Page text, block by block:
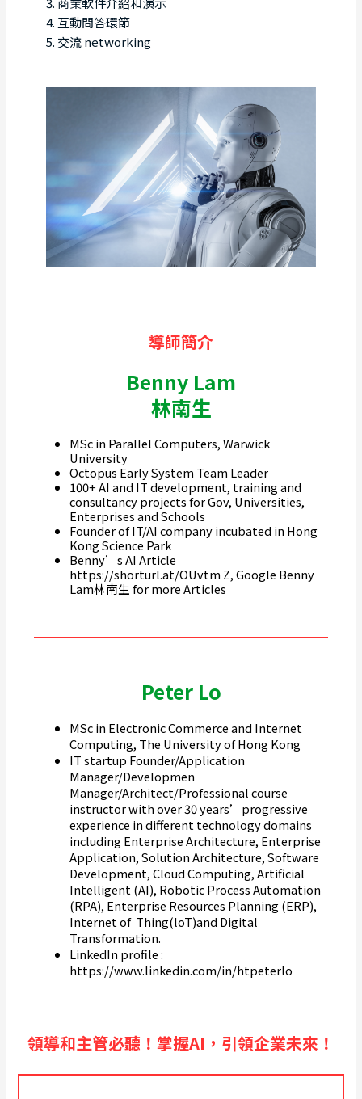
4. 互動問答環節
5. 交流 networking
導師簡介
Benny Lam
林南生
MSc in Parallel Computers, Warwick
University
Octopus Early System Team Leader
100+ AI and IT development, training and
consultancy projects for Gov, Universities,
Enterprises and Schools
Founder of IT/AI company incubated in Hong
Kong Science Park
Benny’s AI Article
https://shorturl.at/OUvtm Z, Google Benny
Lam林南生 for more Articles
Peter Lo
MSc in Electronic Commerce and Internet
Computing, The University of Hong Kong
IT startup Founder/Application
Manager/Developmen
Manager/Architect/Professional course
instructor with over 30 years’progressive
experience in different technology domains
including Enterprise Architecture, Enterprise
Application, Solution Architecture, Software
Development, Cloud Computing, Artificial
Intelligent (AI), Robotic Process Automation
(RPA), Enterprise Resources Planning (ERP),
Internet of Thing(loT)and Digital
Transformation.
LinkedIn profile :
https://www.linkedin.com/in/htpeterlo
領導和主管必聽！掌握AI，引領企業未來！